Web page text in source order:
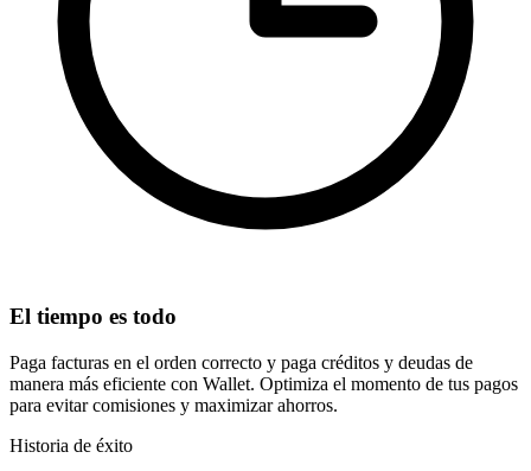
El tiempo es todo
Paga facturas en el orden correcto y paga créditos y deudas de
manera más eficiente con Wallet. Optimiza el momento de tus pagos
para evitar comisiones y maximizar ahorros.
Historia de éxito